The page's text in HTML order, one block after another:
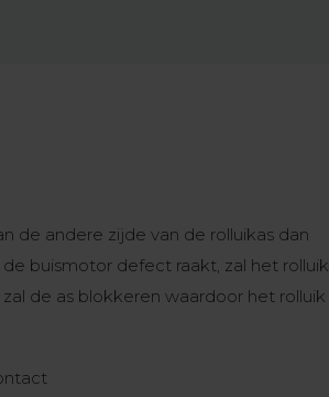
de andere zijde van de rolluikas dan
buismotor defect raakt, zal het rolluik
de as blokkeren waardoor het rolluik